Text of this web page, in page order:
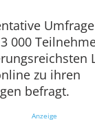
000
zu ihren
befragt.
Anzeige